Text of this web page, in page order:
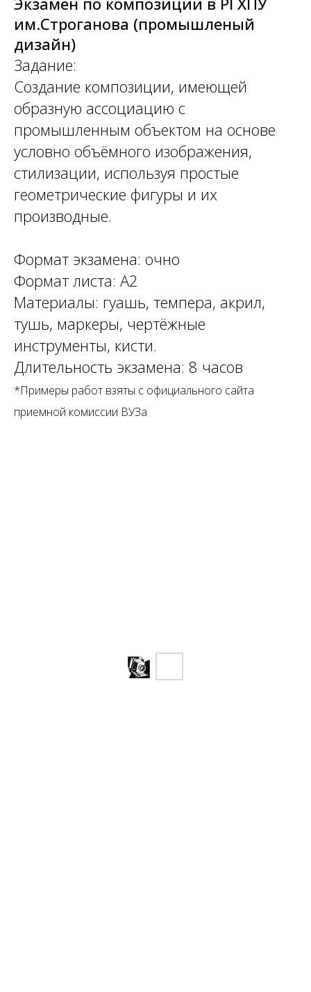
им.Строганова (промышленый
дизайн)
Задание:
Создание композиции, имеющей
образную ассоциацию с
промышленным объектом на основе
условно объёмного изображения,
стилизации, используя простые
геометрические фигуры и их
производные.
Формат экзамена: очно
Формат листа: А2
Материалы: гуашь, темпера, акрил,
тушь, маркеры, чертёжные
инструменты, кисти.
Длительность экзамена: 8 часов
*Примеры работ взяты с официального сайта
приемной комиссии ВУЗа